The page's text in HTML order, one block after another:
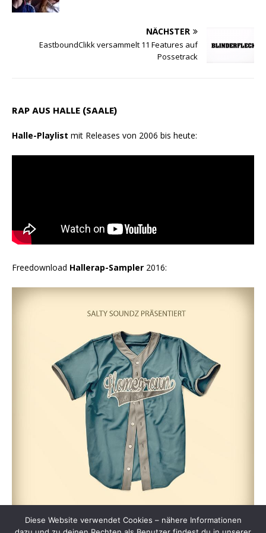
NÄCHSTER
EastboundClikk versammelt 11 Features auf
Possetrack
RAP AUS HALLE (SAALE)
Halle-Playlist mit Releases von 2006 bis heute:
Freedownload Hallerap-Sampler 2016:
Diese Website verwendet Cookies – nähere Informationen